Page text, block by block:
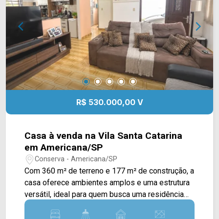
(19) 3475-4546 ARBIX IMÓVEIS - Presente em
cada mudança!
R$ 530.000,00 V
Casa à venda na Vila Santa Catarina
em Americana/SP
Conserva - Americana/SP
Com 360 m² de terreno e 177 m² de construção, a
casa oferece ambientes amplos e uma estrutura
versátil, ideal para quem busca uma residência
espaçosa ou um imóvel com possibilidade de